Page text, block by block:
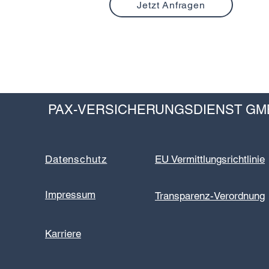
Jetzt Anfragen
PAX-VERSICHERUNGSDIENST
Datenschutz
Impressum
EU Vermittlungsrichtlinie
Transparenz-Verordnung
Karriere